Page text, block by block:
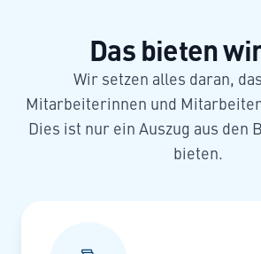
Das bieten
Wir setzen alles daran,
Mitarbeiterinnen und
Dies ist nur ein Auszug aus den
bieten.